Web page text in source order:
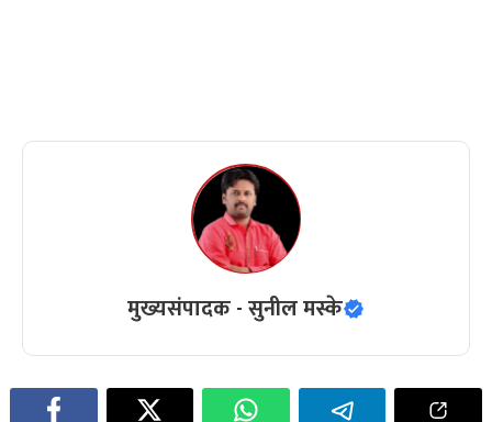
मुख्यसंपादक - सुनील मस्के